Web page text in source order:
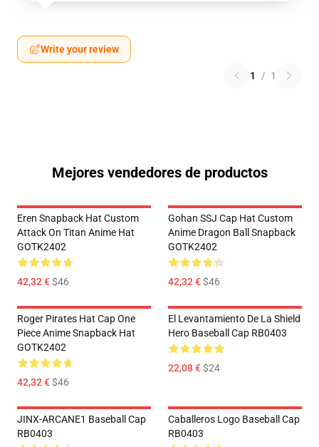
Write your review
1 / 1
Mejores vendedores de productos
Eren Snapback Hat Custom
Attack On Titan Anime Hat
GOTK2402
42,32 €$46
Gohan SSJ Cap Hat Custom
Anime Dragon Ball Snapback
GOTK2402
42,32 €$46
Roger Pirates Hat Cap One
Piece Anime Snapback Hat
GOTK2402
42,32 €$46
El Levantamiento De La Shield
Hero Baseball Cap RB0403
22,08 €$24
JINX-ARCANE1 Baseball Cap
RB0403
Caballeros Logo Baseball Cap
RB0403